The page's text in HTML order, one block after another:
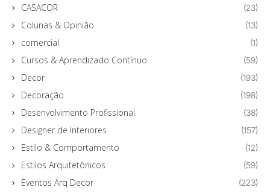
CASACOR (23)
Colunas & Opinião (13)
comercial (1)
Cursos & Aprendizado Contínuo (59)
Decor (193)
Decoração (198)
Desenvolvimento Profissional (38)
Designer de Interiores (157)
Estilo & Comportamento (12)
Estilos Arquitetônicos (59)
Eventos Arq Decor (223)